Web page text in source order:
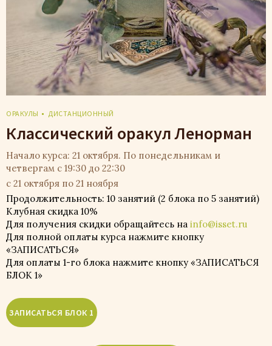
ОРАКУЛЫ ДИСТАНЦИОННЫЙ
Классический оракул Ленорман
Начало курса: 21 октября. По понедельникам и
четвергам с 19:30 до 22:30
с 21 октября по 21 ноября
Продолжительность: 10 занятий (2 блока по 5 занятий)
Клубная скидка 10%
Для получения скидки обращайтесь на info@isset.ru
Для полной оплаты курса нажмите кнопку
«ЗАПИСАТЬСЯ»
Для оплаты 1-го блока нажмите кнопку «ЗАПИСАТЬСЯ
БЛОК 1»